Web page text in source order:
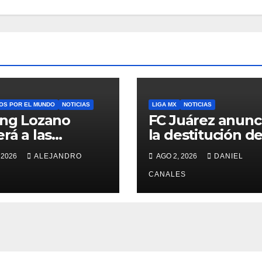
POR EL MUNDO NOTICIAS
Lozano
a las
con LA
ALEJANDRO
LIGA MX NOTICIAS
FC Juárez
la destitución
Pedro Caixinha
AGO 2, 2026 DANIEL
CANALES